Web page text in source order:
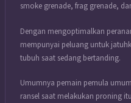
smoke grenade, frag grenade,
Dengan mengoptimalkan
mempunyai peluang untuk
tubuh saat sedang bertanding.
Umumnya pemain pemula
ransel saat melakukan proning